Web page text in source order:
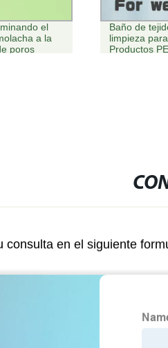
de
Travle
Fábrica de
consulta en el siguiente